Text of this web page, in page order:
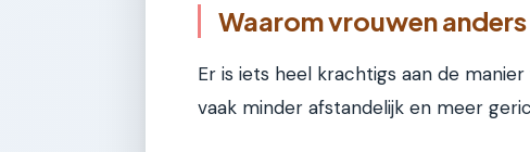
Waarom vrouwen
Er is iets heel krachtigs aan de
vaak minder afstandelijk en meer